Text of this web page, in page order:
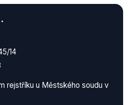
14
rejstříku u Městského soudu v